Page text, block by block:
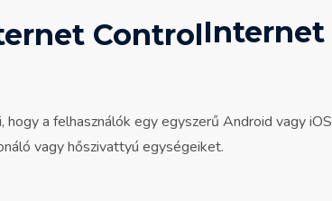
Internet
a felhasználók egy egyszerű Android vagy iOS
vagy hőszivattyú egységeiket.